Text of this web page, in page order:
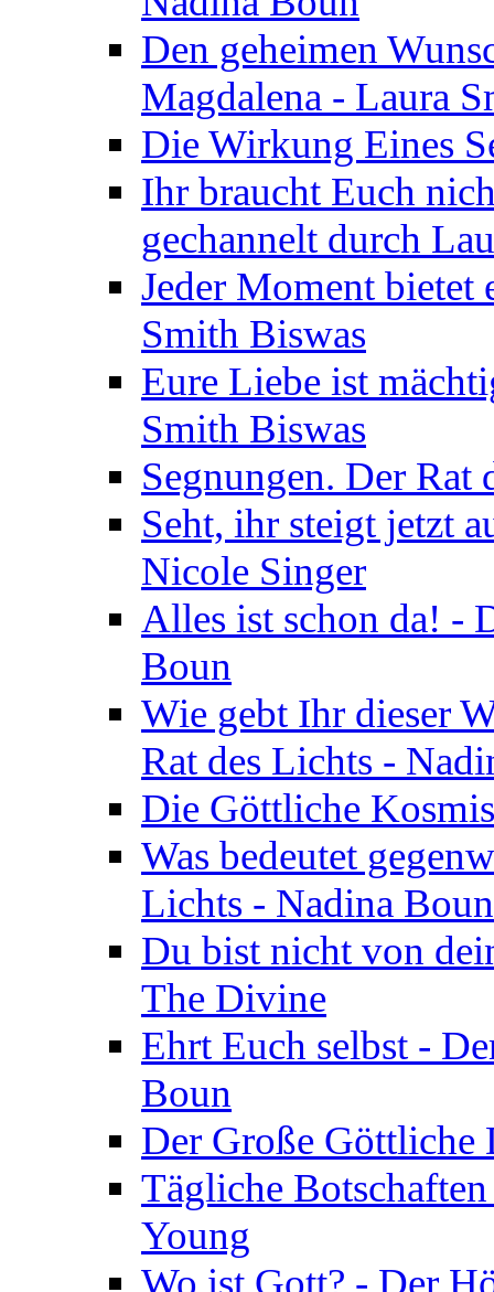
Den geheimen
Magdalena - Laura
Die Wirkung Eines
Ihr braucht Euch
gechannelt durch
Jeder Moment bietet
Smith Biswas
Eure Liebe ist
Smith Biswas
Segnungen. Der
Seht, ihr steigt jetzt
Nicole Singer
Alles ist schon da! -
Boun
Wie gebt Ihr dieser
Rat des Lichts -
Die Göttliche
Was bedeutet
Lichts - Nadina Boun
Du bist nicht von
The Divine
Ehrt Euch selbst -
Boun
Der Große
Tägliche
Young
Wo ist Gott? - Der